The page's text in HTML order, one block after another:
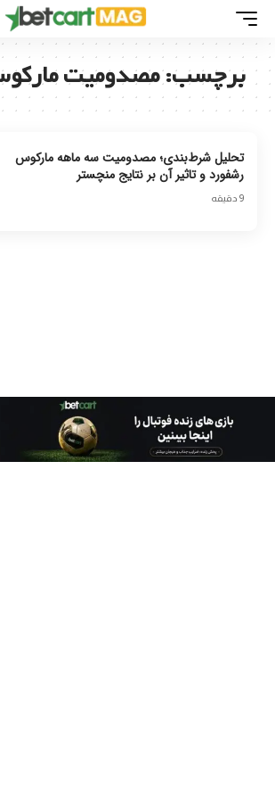
برچسب:مصدومیت
تحلیل شرط‌بندی؛ مصدومیت سه ماهه مارکوس
رشفورد و تاثیر آن بر نتایج منچستر
9 دقیقه